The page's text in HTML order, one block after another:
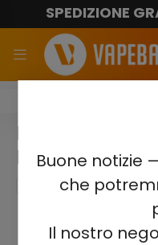
Buone notizie
che
Il nostro
SPEDIZIONE
ELF BAR
LEMONADE